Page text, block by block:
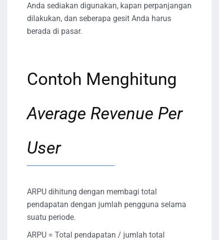
Anda sediakan digunakan, kapan perpanjangan
dilakukan, dan seberapa gesit Anda harus
berada di pasar.
Contoh Menghitung
Average Revenue Per
User
ARPU dihitung dengan membagi total
pendapatan dengan jumlah pengguna selama
suatu periode.
ARPU = Total pendapatan / jumlah total